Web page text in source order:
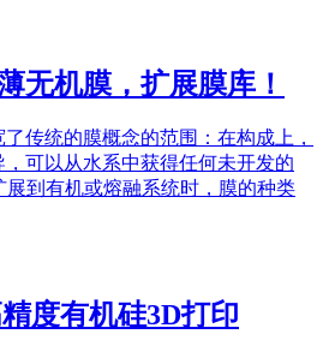
无机膜，扩展膜库！
传统的膜概念的范围：在构成上，
可以从水系中获得任何未开发的
展到有机或熔融系统时，膜的种类
精度有机硅3D打印